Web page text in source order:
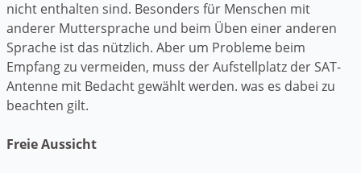
nicht enthalten sind. Besonders für Menschen mit
anderer Muttersprache und beim Üben einer anderen
Sprache ist das nützlich. Aber um Probleme beim
Empfang zu vermeiden, muss der Aufstellplatz der SAT-
Antenne mit Bedacht gewählt werden. was es dabei zu
beachten gilt.
Freie Aussicht